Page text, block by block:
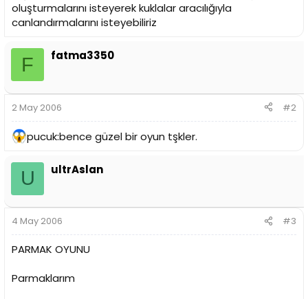
oluşturmalarını isteyerek kuklalar aracılığıyla
canlandırmalarını isteyebiliriz
F fatma3350
2 May 2006 #2
pucuk:bence güzel bir oyun tşkler.
U ultrAslan
4 May 2006 #3
PARMAK OYUNU
Parmaklarım